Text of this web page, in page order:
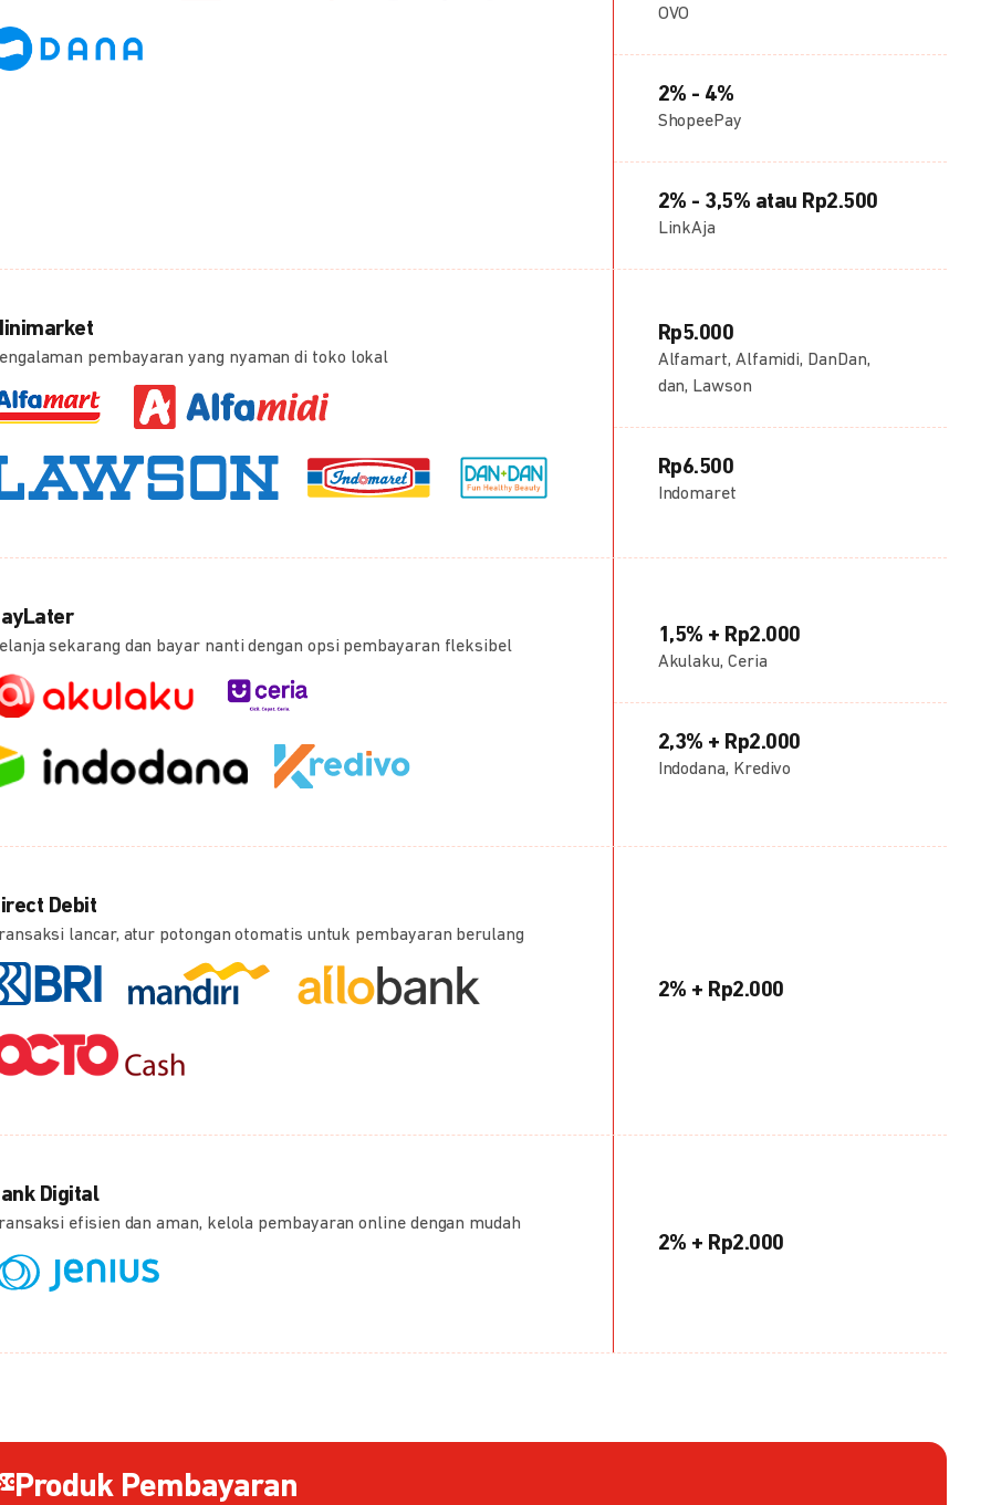
OVO
2% - 4%
ShopeePay
2% - 3,5% atau Rp2.500
LinkAja
pembayaran yang nyaman di toko lokal
Rp5.000
Alfamart, Alfamidi, DanDan,
dan, Lawson
Rp6.500
Indomaret
sekarang dan bayar nanti dengan opsi pembayaran fleksibel
1,5% + Rp2.000
Akulaku, Ceria
2,3% + Rp2.000
Indodana, Kredivo
Debit
lancar, atur potongan otomatis untuk pembayaran berulang
2% + Rp2.000
Digital
efisien dan aman, kelola pembayaran online dengan mudah
2% + Rp2.000
Produk Pembayaran